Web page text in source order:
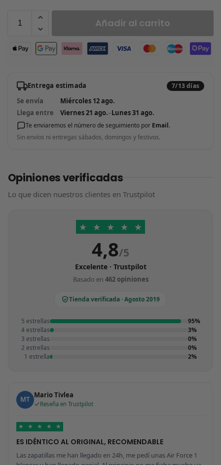
Añadir al carrito
Entrega estimada 7/13 días
Se envía
Miércoles 12 ago.
Llega entre
Viernes 21 ago.–Lunes 31 ago.
Te enviaremos el número de seguimiento por Email.
Sin envíos ni entregas sábados, domingos y festivos.
Opiniones verificadas
Lo que dicen nuestros clientes en Trustpilot
★ ★ ★ ★ ★
4,8/5
Excelente · Trustpilot
Basado en 462 opiniones
Tienda verificada · Agosto 2019
5 estrellas
95%
4 estrellas
3%
3 estrellas
0%
2 estrellas
0%
1 estrella
2%
MT Mario Tivlea
Reseña en Trustpilot
★ ★ ★ ★ ★
ES IDÉNTICO AL ORIGINAL, RECOMENDABLE
Las zapatillas me han llegado en 24h, me pedí unas Air Force 1